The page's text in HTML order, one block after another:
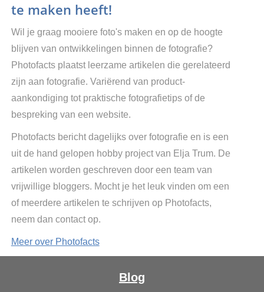
te maken heeft!
Wil je graag mooiere foto's maken en op de hoogte
blijven van ontwikkelingen binnen de fotografie?
Photofacts plaatst leerzame artikelen die gerelateerd
zijn aan fotografie. Variërend van product-
aankondiging tot praktische fotografietips of de
bespreking van een website.
Photofacts bericht dagelijks over fotografie en is een
uit de hand gelopen hobby project van Elja Trum. De
artikelen worden geschreven door een team van
vrijwillige bloggers. Mocht je het leuk vinden om een
of meerdere artikelen te schrijven op Photofacts,
neem dan contact op.
Meer over Photofacts
Blog